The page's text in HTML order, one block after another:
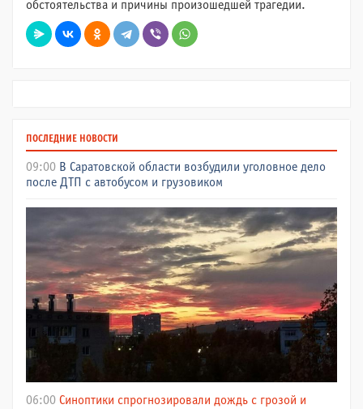
обстоятельства и причины произошедшей трагедии.
ПОСЛЕДНИЕ НОВОСТИ
09:00 В Саратовской области возбудили уголовное дело
после ДТП с автобусом и грузовиком
06:00 Синоптики спрогнозировали дождь с грозой и